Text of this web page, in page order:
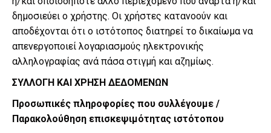
δημοσιεύει ο χρήστης. Οι χρήστες κατανοούν και
αποδέχονται ότι ο ιστότοπος διατηρεί το δικαίωμα να
απενεργοποιεί λογαριασμούς ηλεκτρονικής
αλληλογραφίας ανά πάσα στιγμή και αζημίως.
ΣΥΛΛΟΓΗ ΚΑΙ ΧΡΗΣΗ ΔΕΔΟΜΕΝΩΝ
Προσωπικές πληροφορίες που συλλέγουμε /
Παρακολούθηση επισκεψιμότητας ιστότοπου